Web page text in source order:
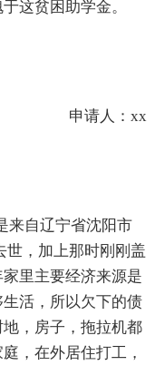
这贫困助学金。
申请人：xx
来自辽宁省沈阳市
世，加上那时刚刚盖
里主要经济来源是
活，所以欠下的债
，房子，拖拉机都
，在外居住打工，